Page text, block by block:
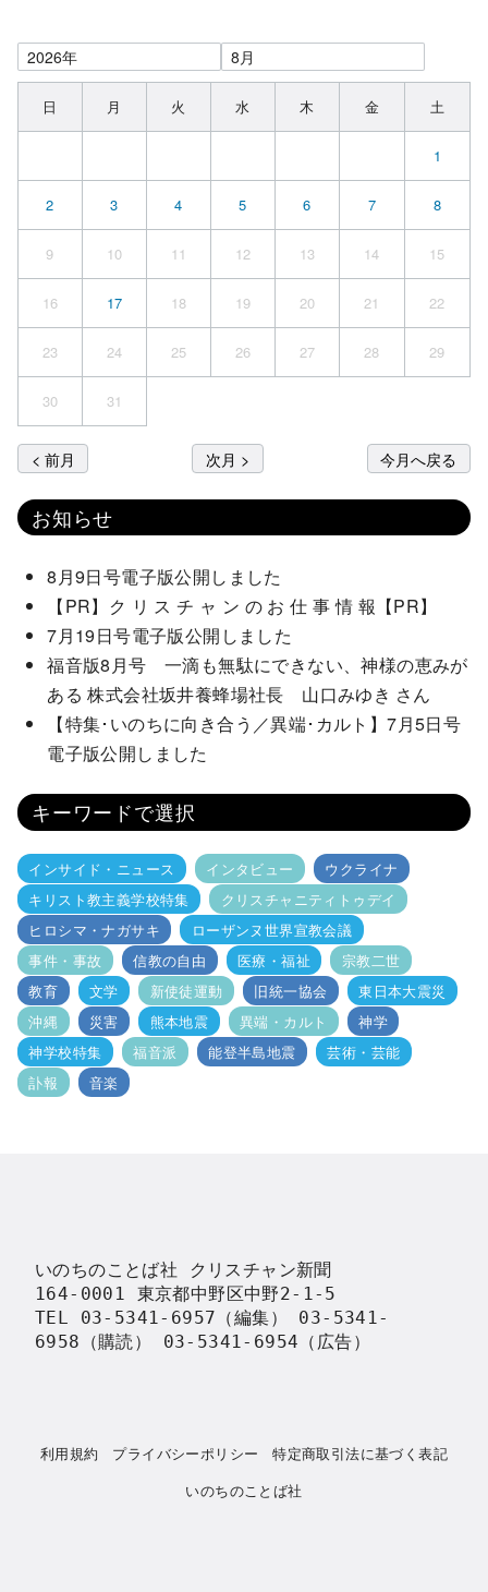
日 月 火 水 木 金 土
1
2 3 4 5 6 7 8
9 10 11 12 13 14 15
16 17 18 19 20 21 22
23 24 25 26 27 28 29
30 31
< 前月 次月 > 今月へ戻る
お知らせ
8月9日号電子版公開しました
【PR】ク リ ス チ ャ ン の お 仕 事 情 報【PR】
7月19日号電子版公開しました
福音版8月号 一滴も無駄にできない、神様の恵みが
ある 株式会社坂井養蜂場社長 山口みゆき さん
【特集･いのちに向き合う／異端･カルト】7月5日号
電子版公開しました
キーワードで選択
インサイド・ニュース インタビュー
ウクライナ
キリスト教主義学校特集
クリスチャニティトゥデイ
ヒロシマ・ナガサキ
ローザンヌ世界宣教会議
事件・事故
信教の自由 医療・福祉
宗教二世
教育
文学 新使徒運動 旧統一協会
東日本大震災
沖縄
災害 熊本地震 異端・カルト
神学
神学校特集
福音派 能登半島地震
芸術・芸能
訃報
音楽
いのちのことば社 クリスチャン新聞
164-0001 東京都中野区中野2-1-5
TEL 03-5341-6957（編集） 03-5341-
6958（購読） 03-5341-6954（広告）
利用規約 プライバシーポリシー
特定商取引法に基づく表記
いのちのことば社